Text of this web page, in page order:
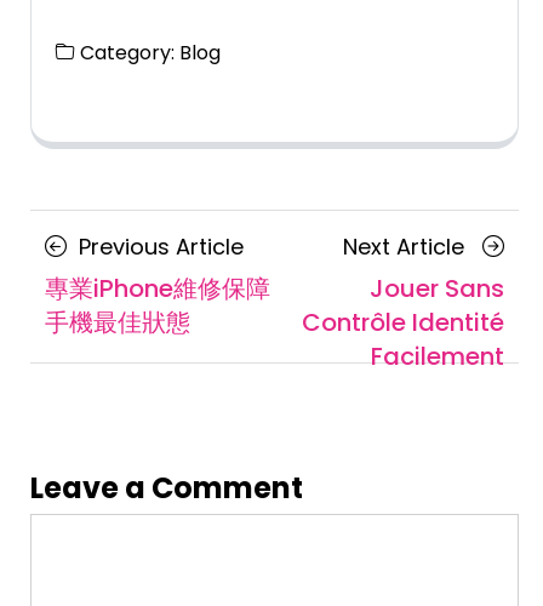
Category: Blog
Posts
navigation
Previous ArticlePrevious
Article
專業iPhone維修保障
手機最佳狀態
Next Article Next
Article
Jouer Sans
Contrôle Identité
Facilement
Leave a Comment